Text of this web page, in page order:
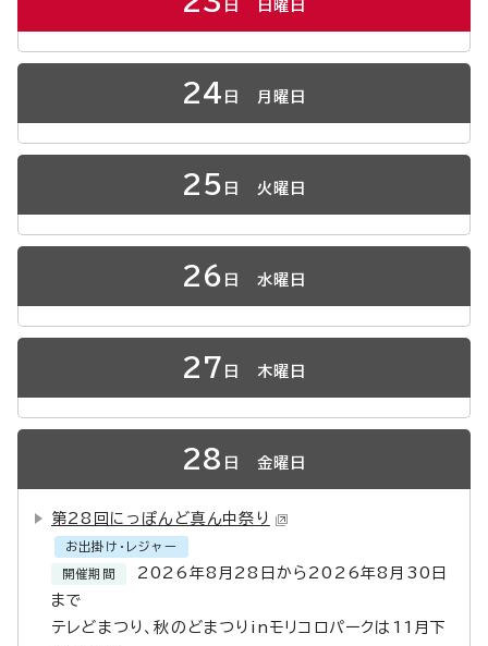
日 日曜日
24 日 月曜日
25 日 火曜日
26 日 水曜日
27 日 木曜日
28 日 金曜日
第28回にっぽんど真ん中祭り
お出掛け・レジャー
開催期間
2026年8月28日から2026年8月30日
まで
テレどまつり、秋のどまつりinモリコロパークは11月下